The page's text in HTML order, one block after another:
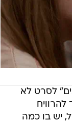
לסרט לא
יש בו כמה